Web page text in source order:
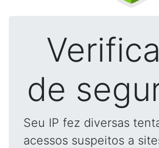
de
Seu IP fez diversas
acessos suspeitos a